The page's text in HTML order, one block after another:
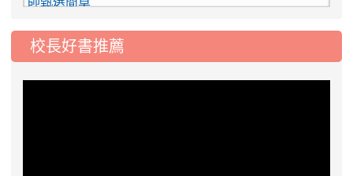
2026-08-03
115學年度一、三、五年級常
態編班結果公告
2026-07-31
公告
學校對面建案申請8月份「施
工車輛臨停」一案，請各位用路人留意
校長好書推薦